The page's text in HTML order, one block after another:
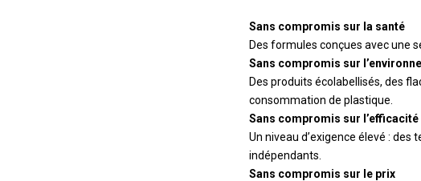
Sans compromis sur la santé
Des formules conçues avec une
Sans compromis sur
Des produits écolabellisés, des
consommation de plastique.
Sans compromis sur l’efficacité
Un niveau d’exigence élevé :
indépendants.
Sans compromis sur le prix